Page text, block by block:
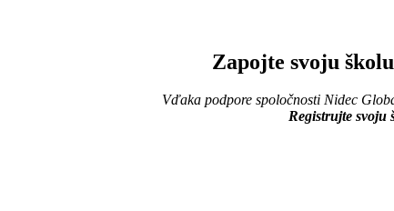
Zapojte svoju
Vďaka podpore spoločnosti Nidec
Registrujte svoju